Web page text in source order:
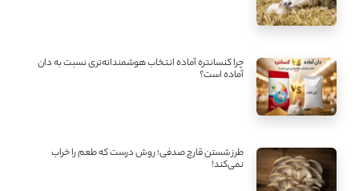
چرا کنسانتره آماده انتخاب هوشمندانه‌تری نسبت به دان
آماده است؟
طرز شستن قارچ صدفی؛ روش درست که طعم را خراب
نمی‌کند!